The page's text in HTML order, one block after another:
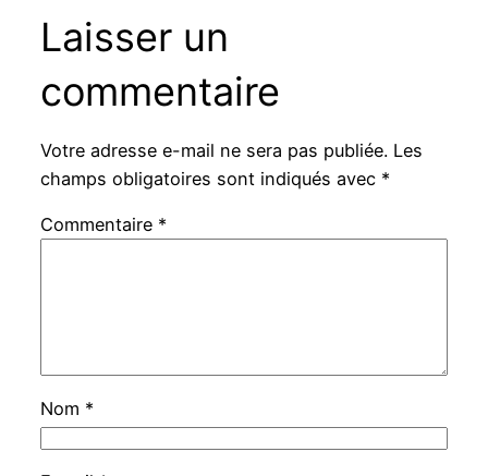
Laisser un
commentaire
Votre adresse e-mail ne sera pas publiée. Les
champs obligatoires sont indiqués avec *
Commentaire *
Nom *